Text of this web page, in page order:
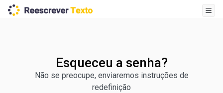
Esqueceu a senha?
Não se preocupe, enviaremos instruções de
redefinição